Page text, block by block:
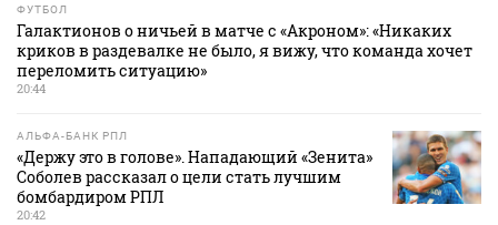
ФУТБОЛ
Галактионов о ничьей в матче с «Акроном»: «Никаких
криков в раздевалке не было, я вижу, что команда хочет
переломить ситуацию»
20:44
АЛЬФА-БАНК РПЛ
«Держу это в голове». Нападающий «Зенита»
Соболев рассказал о цели стать лучшим
бомбардиром РПЛ
20:42